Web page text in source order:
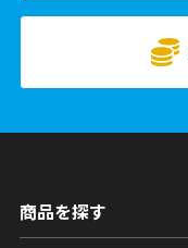
商品を探す